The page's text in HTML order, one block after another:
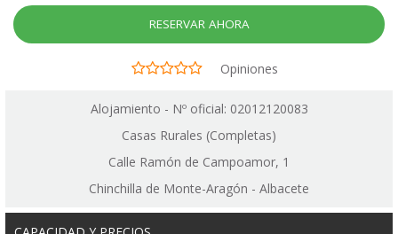
RESERVAR AHORA
Opiniones
Alojamiento - Nº oficial: 02012120083
Casas Rurales (Completas)
Calle Ramón de Campoamor, 1
Chinchilla de Monte-Aragón - Albacete